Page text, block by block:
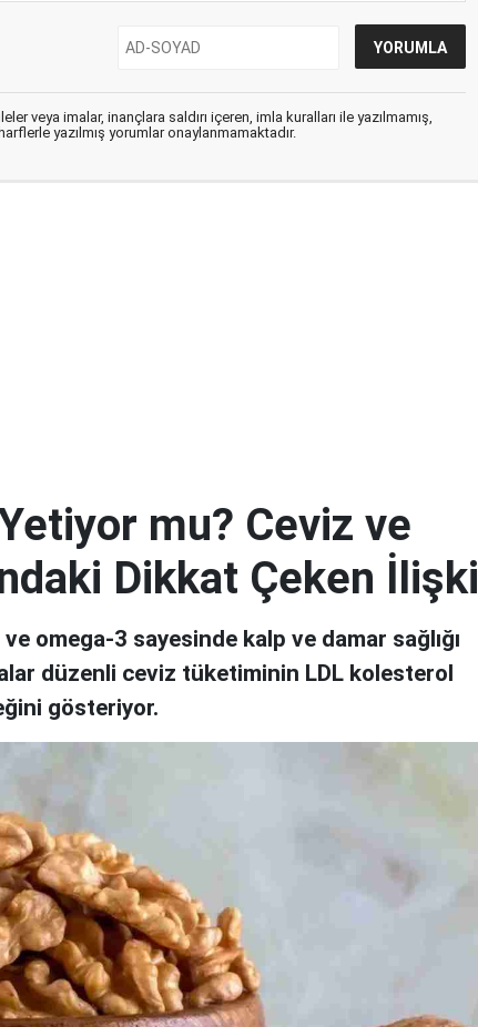
veya imalar, inançlara saldırı içeren, imla kuralları ile yazılmamış,
yazılmış yorumlar onaylanmamaktadır.
mu? Ceviz ve
Dikkat Çeken İlişki
omega-3 sayesinde kalp ve damar sağlığı
düzenli ceviz tüketiminin LDL kolesterol
gösteriyor.